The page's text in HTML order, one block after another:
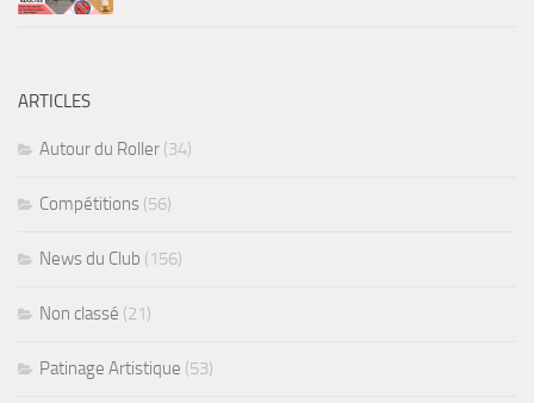
ARTICLES
Autour du Roller (34)
Compétitions (56)
News du Club (156)
Non classé (21)
Patinage Artistique (53)